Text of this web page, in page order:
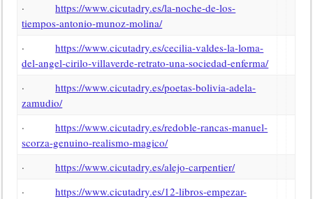
·https://www.cicutadry.es/la-noche-de-los-
tiempos-antonio-munoz-molina/
·https://www.cicutadry.es/cecilia-valdes-la-loma-
del-angel-cirilo-villaverde-retrato-una-sociedad-enferma/
·https://www.cicutadry.es/poetas-bolivia-adela-
zamudio/
·https://www.cicutadry.es/redoble-rancas-manuel-
scorza-genuino-realismo-magico/
·https://www.cicutadry.es/alejo-carpentier/
·https://www.cicutadry.es/12-libros-empezar-